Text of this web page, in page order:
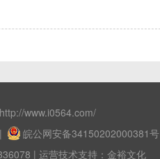
www.i0564.com/
|
皖公网安备34150202000381号
| 运营技术支持：金裕文化